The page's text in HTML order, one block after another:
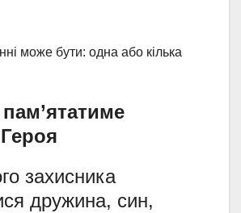
захисника
дружина, син,